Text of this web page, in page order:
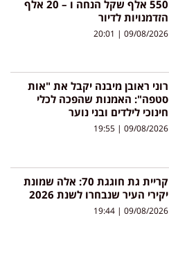
550 אלף שקל הנחה ו – 20 אלף
הזדמנויות לדיור
09/08/2026
רוני ראובן מיבנה יקבל את "אות
סטפה": האמנות שהפכה לכלי
חינוכי לילדים ובני נוער
09/08/2026
קריית גת חוגגת 70: אלה שמונת
יקירי העיר שנבחרו לשנת 2026
09/08/2026